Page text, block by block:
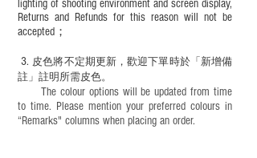
lighting of shooting environment and screen display,
Returns and Refunds for this reason will not be
accepted；
3. 皮色將不定期更新，歡迎下單時於「新增備
註」註明 所需皮色。
The colour options will be updated from time
to time. Please mention your preferred colours in
“Remarks" columns when placing an order.